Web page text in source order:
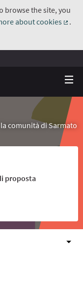
browse the site, you
about cookies
.
comunità di Sarmato
proposta